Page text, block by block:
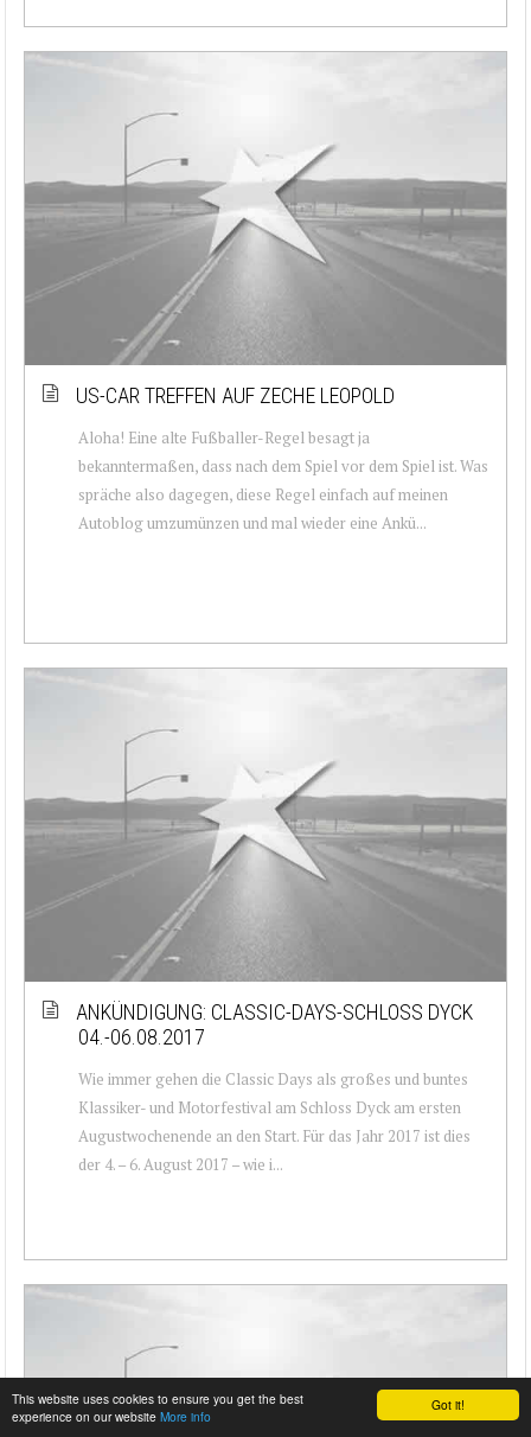
Got it!
This website uses cookies to ensure you get the best
experience on our website More info
US-CAR TREFFEN AUF ZECHE LEOPOLD
Aloha! Eine alte Fußballer-Regel besagt ja
bekanntermaßen, dass nach dem Spiel vor dem Spiel ist. Was
spräche also dagegen, diese Regel einfach auf meinen
Autoblog umzumünzen und mal wieder eine Ankü...
ANKÜNDIGUNG: CLASSIC-DAYS-SCHLOSS DYCK
04.-06.08.2017
Wie immer gehen die Classic Days als großes und buntes
Klassiker- und Motorfestival am Schloss Dyck am ersten
Augustwochenende an den Start. Für das Jahr 2017 ist dies
der 4. – 6. August 2017 – wie i...